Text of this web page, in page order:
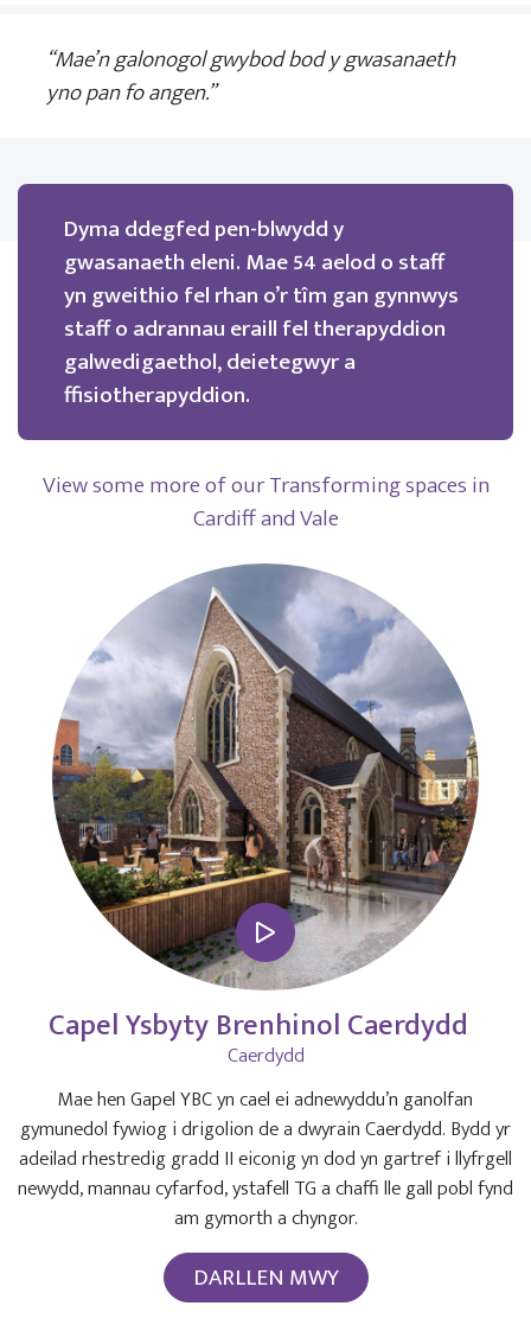
“Mae’n galonogol gwybod bod y gwasanaeth
yno pan fo angen.”
Dyma ddegfed pen-blwydd y
gwasanaeth eleni. Mae 54 aelod o staff
yn gweithio fel rhan o’r tîm gan gynnwys
staff o adrannau eraill fel therapyddion
galwedigaethol, deietegwyr a
ffisiotherapyddion.
View some more of our Transforming spaces in
Cardiff and Vale
Capel Ysbyty Brenhinol Caerdydd
Caerdydd
Mae hen Gapel YBC yn cael ei adnewyddu’n ganolfan
gymunedol fywiog i drigolion de a dwyrain Caerdydd. Bydd yr
adeilad rhestredig gradd II eiconig yn dod yn gartref i llyfrgell
newydd, mannau cyfarfod, ystafell TG a chaffi lle gall pobl fynd
am gymorth a chyngor.
DARLLEN MWY